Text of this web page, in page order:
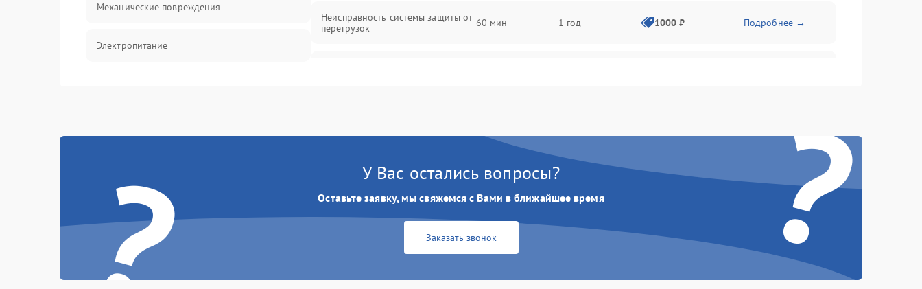
Механические повреждения
Электропитание
Неисправность системы защиты от
перегрузок
60 мин 1 год 1000 ₽ Подробнее →
Неисправность системы защиты от
перегрева
60 мин 1 год 1000 ₽
Повреждение системы защиты от
60 мин Подробнее →
? ?
У Вас остались вопросы?
Оставьте заявку, мы свяжемся с Вами в ближайшее время
Заказать звонок